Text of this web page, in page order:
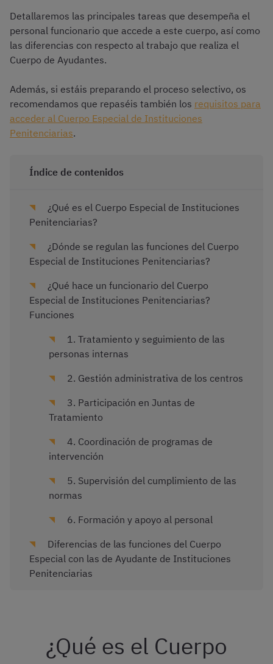
Detallaremos las principales tareas que desempeña el
personal funcionario que accede a este cuerpo, así como
las diferencias con respecto al trabajo que realiza el
Cuerpo de Ayudantes.
Además, si estáis preparando el proceso selectivo, os
recomendamos que repaséis también los requisitos para
acceder al Cuerpo Especial de Instituciones
Penitenciarias.
Índice de contenidos
¿Qué es el Cuerpo Especial de Instituciones
Penitenciarias?
¿Dónde se regulan las funciones del Cuerpo
Especial de Instituciones Penitenciarias?
¿Qué hace un funcionario del Cuerpo
Especial de Instituciones Penitenciarias?
Funciones
1. Tratamiento y seguimiento de las
personas internas
2. Gestión administrativa de los centros
3. Participación en Juntas de
Tratamiento
4. Coordinación de programas de
intervención
5. Supervisión del cumplimiento de las
normas
6. Formación y apoyo al personal
Diferencias de las funciones del Cuerpo
Especial con las de Ayudante de Instituciones
Penitenciarias
¿Qué es el Cuerpo